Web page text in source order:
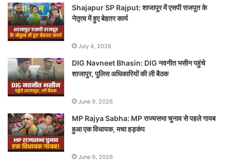
Shajapur SP Rajput: शाजापुर में एसपी राजपूत के
नेतृत्व में हुए बेहतर कार्य
July 4, 2026
DIG Navneet Bhasin: DIG नवनीत भसीन पहुंचे
शाजापुर, पुलिस अधिकारियों की ली बैठक
June 9, 2026
MP Rajya Sabha: MP राज्यसभा चुनाव से पहले गायब
हुआ एक विधायक, मचा हड़कंप
June 9, 2026